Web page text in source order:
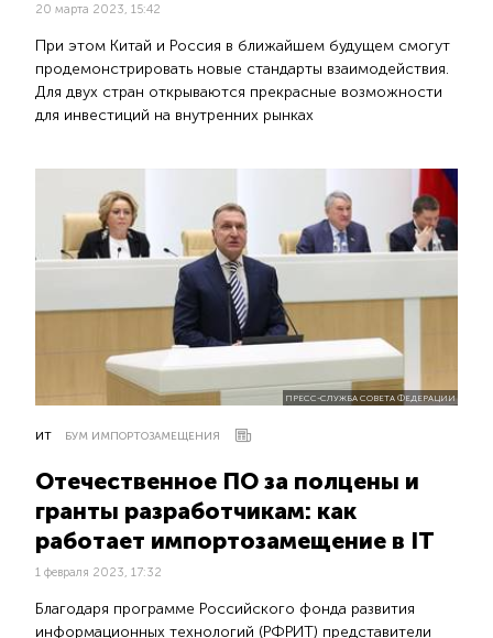
20 марта 2023, 15:42
При этом Китай и Россия в ближайшем будущем смогут
продемонстрировать новые стандарты взаимодействия.
Для двух стран открываются прекрасные возможности
для инвестиций на внутренних рынках
ПРЕСС-СЛУЖБА СОВЕТА ФЕДЕРАЦИИ
ИТ БУМ ИМПОРТОЗАМЕЩЕНИЯ
Отечественное ПО за полцены и
гранты разработчикам: как
работает импортозамещение в IT
1 февраля 2023, 17:32
Благодаря программе Российского фонда развития
информационных технологий (РФРИТ) представители